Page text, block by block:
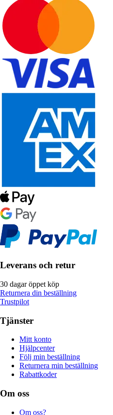
Leverans och retur
30 dagar öppet köp
Returnera din beställning
Trustpilot
Tjänster
Mitt konto
Hjälpcenter
Följ min beställning
Returnera min beställning
Rabattkoder
Om oss
Om oss?